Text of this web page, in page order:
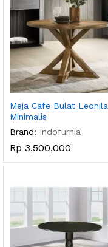
Meja Cafe Bulat Leonila
Minimalis
Brand: Indofurnia
Rp 3,500,000